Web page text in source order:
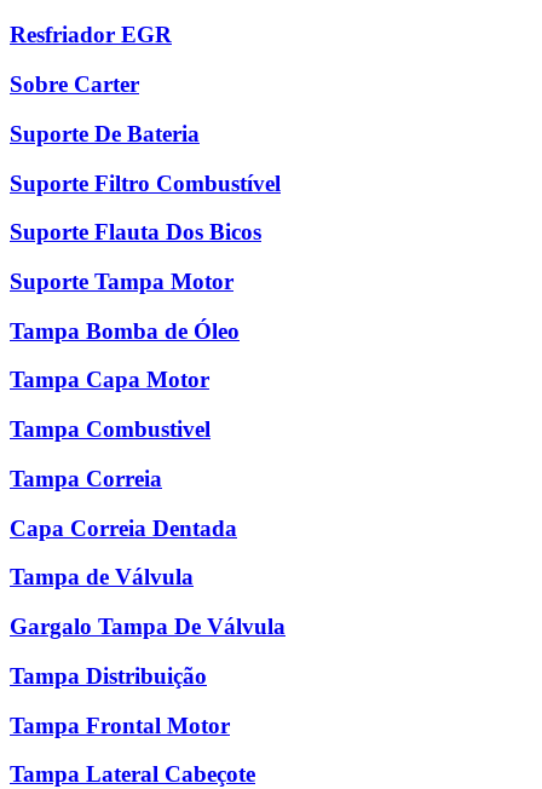
Resfriador EGR
Sobre Carter
Suporte De Bateria
Suporte Filtro Combustível
Suporte Flauta Dos Bicos
Suporte Tampa Motor
Tampa Bomba de Óleo
Tampa Capa Motor
Tampa Combustivel
Tampa Correia
Capa Correia Dentada
Tampa de Válvula
Gargalo Tampa De Válvula
Tampa Distribuição
Tampa Frontal Motor
Tampa Lateral Cabeçote